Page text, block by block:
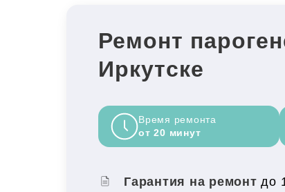
Ремонт
Иркутске
Время ремонта
от 20 минут
Гарантия на ремонтдо